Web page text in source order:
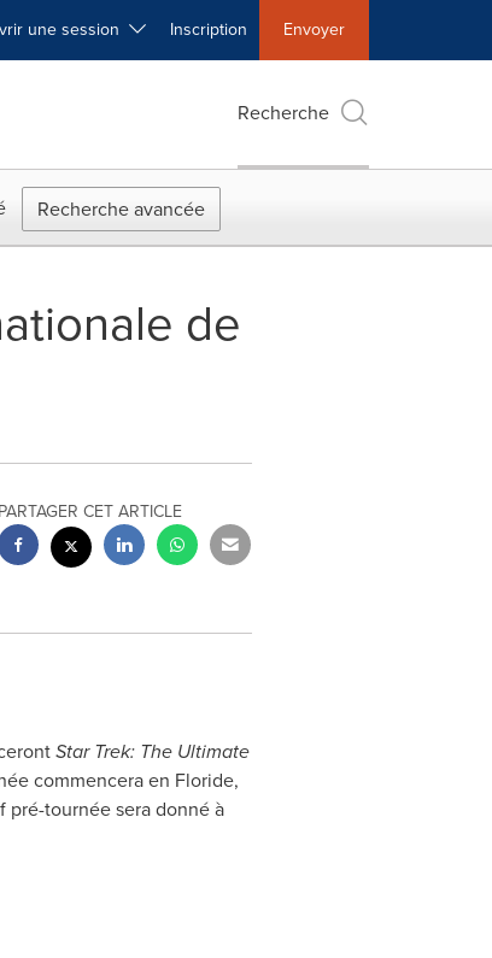
une session Inscription Envoyer
Recherche
Recherche avancée
de
PARTAGER CET ARTICLE
Star Trek: The Ultimate
commencera en Floride,
tournée sera donné à